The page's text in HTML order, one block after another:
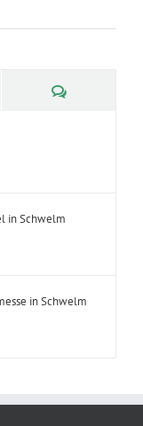
Kommentare
in Schwelm
in Schwelm